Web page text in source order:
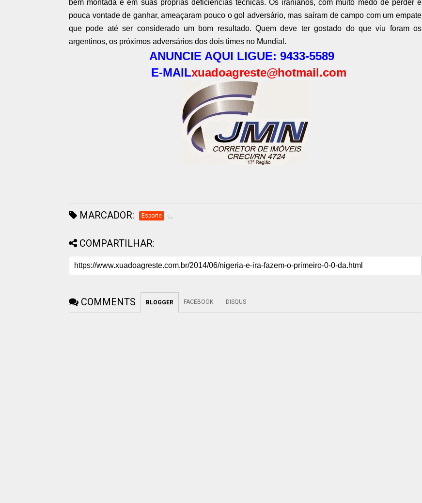
bem montada e em suas próprias deficiências técnicas. Os iranianos, com muito medo de perder e
pouca vontade de ganhar, ameaçaram pouco o gol adversário, mas saíram de campo com um empate
que pode até ser considerado um bom resultado. Quem deve ter gostado do que viu foram os
argentinos, os próximos adversários dos dois times no Mundial.
ANUNCIE AQUI LIGUE: 9433-5589
E-MAILxuadoagreste@hotmail.com
MARCADOR: Esporte
COMPARTILHAR:
COMMENTS BLOGGER FACEBOOK: DISQUS